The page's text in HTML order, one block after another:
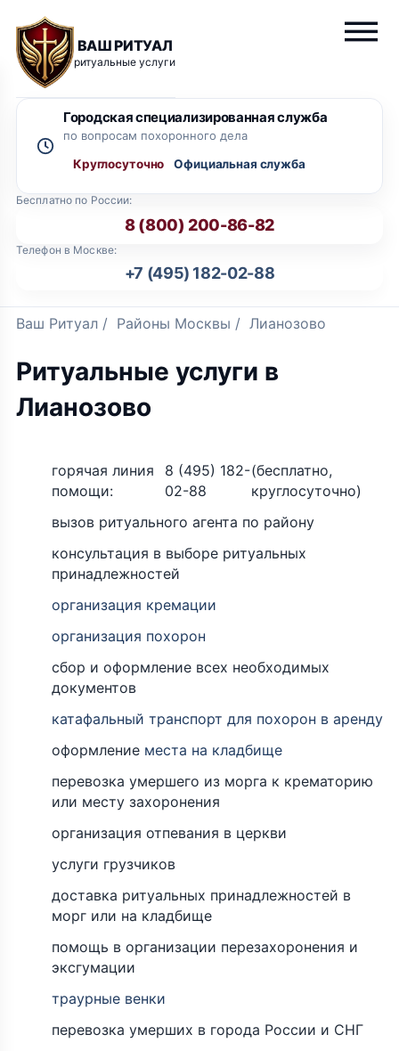
ВАШ РИТУАЛ
ритуальные услуги
Бесплатно по России:
8 (800) 200-86-82
Телефон в Москве:
+7 (495) 182-02-88
Городская специализированная служба
по вопросам похоронного дела
Круглосуточно
Ваш Ритуал / Районы Москвы / Лианозово
Ритуальные услуги в
Лианозово
горячая линия
помощи:
8 (495) 182-
02-88
(бесплатно,
круглосуточно)
вызов ритуального агента по району
консультация в выборе ритуальных
принадлежностей
организация кремации
организация похорон
сбор и оформление всех необходимых
документов
катафальный транспорт для похорон в аренду
оформление места на кладбище
перевозка умершего из морга к крематорию
или месту захоронения
организация отпевания в церкви
услуги грузчиков
доставка ритуальных принадлежностей в
морг или на кладбище
помощь в организации перезахоронения и
эксгумации
траурные венки
перевозка умерших в города России и СНГ